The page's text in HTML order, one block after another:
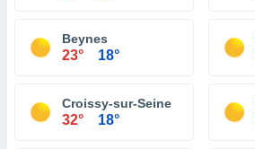
Beynes
23° 18°
Croissy-sur-Seine
32° 18°